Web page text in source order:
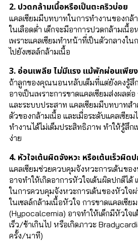
2. ปวดกล้ามเนื้อหรือเป็นตะคริวบ่อย
แคลเซียมมีบทบาทในการทำงานของกล้
ในเลือดต่ำ เด็กจะมีอาการปวดกล้ามเนื้อ
เพราะแคลเซียมทำหน้าที่เป็นตัวกลาง
ไปยังเซลล์กล้ามเนื้อ
3. อ่อนเพลีย ไม่มีแรง แม้พักผ่อนเพีย
ถ้าลูกของคุณนอนหลับเต็มที่แต่ยังคงรู้สึ
อาจเป็นเพราะการขาดแคลเซียมส่งผลต่
และระบบประสาท แคลเซียมมีบทบาทส
ตัวของกล้ามเนื้อ และเมื่อระดับแคลเซีย
ทำงานได้ไม่เต็มประสิทธิภาพ ทำให้รู้สึก
ง่าย
4. หัวใจเต้นผิดจังหวะ หรือเต้นเร็วผิด
แคลเซียมช่วยควบคุมจังหวะการเต้นขอ
อาจทำให้เกิดอาการหัวใจเต้นผิดปกติไ
ในการควบคุมจังหวะการเต้นของหัวใ
ในเซลล์กล้ามเนื้อหัวใจ การขาดแคลเซีย
(Hypocalcemia) อาจทำให้เด็กมีหัวใจเ
เร็ว/ช้าเกินไป หรือเกิดภาวะ
ครั้ง/นาที)